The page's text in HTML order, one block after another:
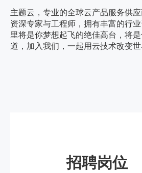
主题云，专业的全球云产品服务供
资深专家与工程师，拥有丰富的行
里将是你梦想起飞的绝佳高台，将
道，加入我们，一起用云技术改变世
招聘岗位